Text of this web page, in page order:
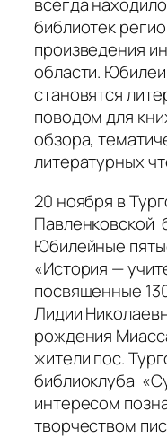
всегда
библиотек
произведения
области.
становятся
поводом для
обзора,
литературных
20 ноября в
Павленковской
Юбилейные
«История —
посвященные
Лидии
рождения
жители пос.
библиоклуба
интересом
творчеством